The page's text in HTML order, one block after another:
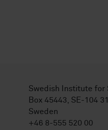
Swedish Institute for
Box 45443, SE-104
Sweden
+46 8-555 520 00